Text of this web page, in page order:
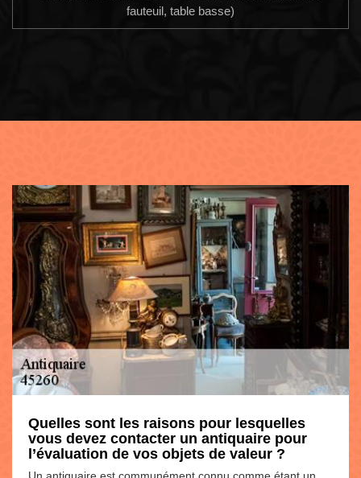
fauteuil, table basse)
Quelles sont les raisons pour lesquelles
vous devez contacter un antiquaire pour
l’évaluation de vos objets de valeur ?